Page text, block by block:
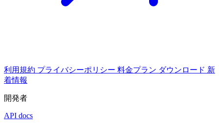
利用規約 プライバシーポリシー 料金プラン ダウンロード 新
着情報
開発者
API docs